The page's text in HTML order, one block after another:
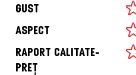
GUST
ASPECT
RAPORT CALITATE-
PREȚ